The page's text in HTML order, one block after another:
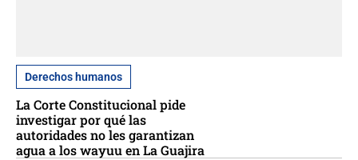
Derechos humanos
La Corte Constitucional pide
investigar por qué las
autoridades no les garantizan
agua a los wayuu en La Guajira